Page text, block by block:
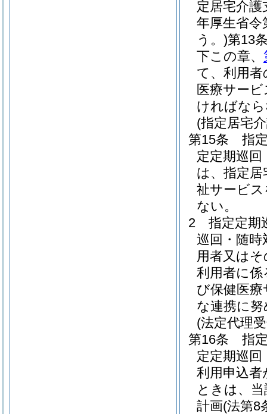
定居宅介
年厚生省令
う。)第13
下この章、
て、利用
医療サー
ければな
(指定居宅
第15条
指
定定期巡
は、指定
祉サービ
ない。
2
指定定期
巡回・随時
用者又は
利用者に係
び保健医
な連携に
(法定代理
第16条
指
定定期巡
利用申込
ときは、
計画(法第8